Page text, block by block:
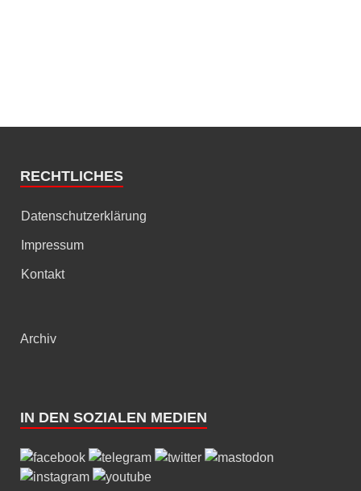
RECHTLICHES
Datenschutzerklärung
Impressum
Kontakt
Archiv
IN DEN SOZIALEN MEDIEN